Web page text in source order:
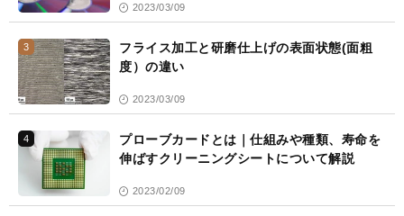
2023/03/09
3
フライス加工と研磨仕上げの表面状態(面粗
度）の違い
2023/03/09
4
プローブカードとは｜仕組みや種類、寿命を
伸ばすクリーニングシートについて解説
2023/02/09